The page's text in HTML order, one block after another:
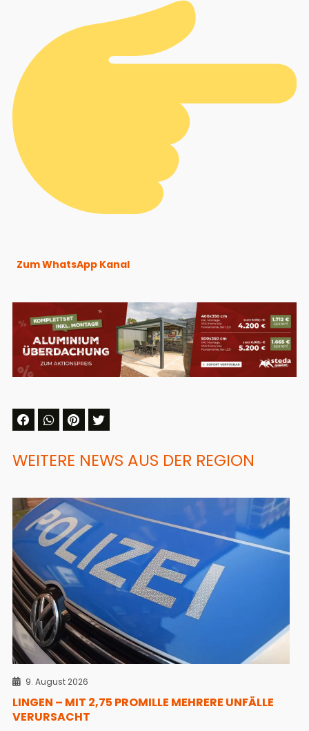
Zum WhatsApp Kanal
WEITERE NEWS AUS DER REGION
9. August 2026
LINGEN – MIT 2,75 PROMILLE MEHRERE UNFÄLLE
VERURSACHT